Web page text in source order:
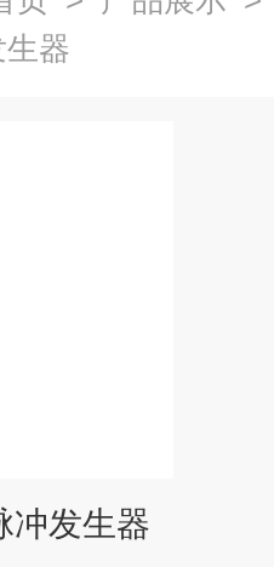
生器
冲发生器